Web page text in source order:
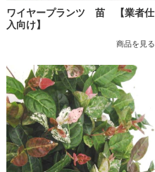
ワイヤープランツ 苗 【業者仕
入向け】
商品を見る